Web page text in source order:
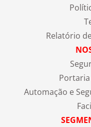
Relatório
Portaria
Automação e